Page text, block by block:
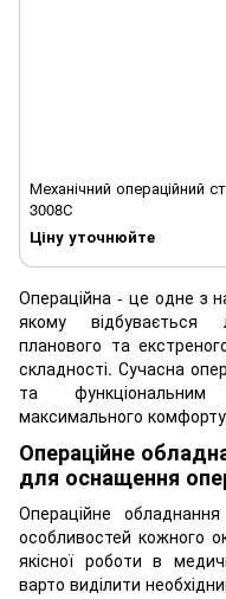
Механічний операційний
3008С
Ціну уточнюйте
Операційна - це одне з
якому відбувається
планового та
складності. Сучасна
та
максимального комфорту
Операційне
для оснащення
Операційне
особливостей кожного
якісної роботи в
варто виділити